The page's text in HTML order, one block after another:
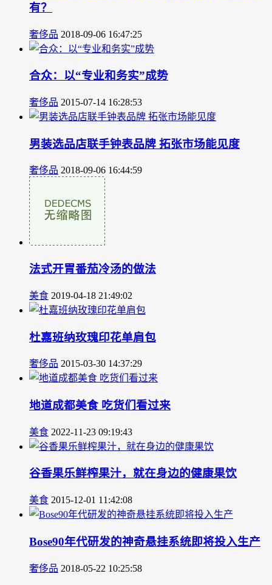
有？
奢侈品 2018-09-06 16:47:25
合众：以“专业和务实”成势
奢侈品 2015-07-14 16:28:53
男装选品店联手钟表品牌 拓张市场能见度
奢侈品 2018-09-06 16:44:59
法式开胃番茄冷汤的做法
美食 2019-04-18 21:49:02
杜嘉班纳玫瑰印花单肩包
奢侈品 2015-03-30 14:37:29
地道成都美食 吃货们看过来
美食 2022-11-23 09:19:43
谷香果乐鲜榨果汁，就在身边的健康果饮
美食 2015-12-01 11:42:08
Bose90年代研发的神奇悬挂系统即将投入生产
奢侈品 2018-05-22 10:25:58